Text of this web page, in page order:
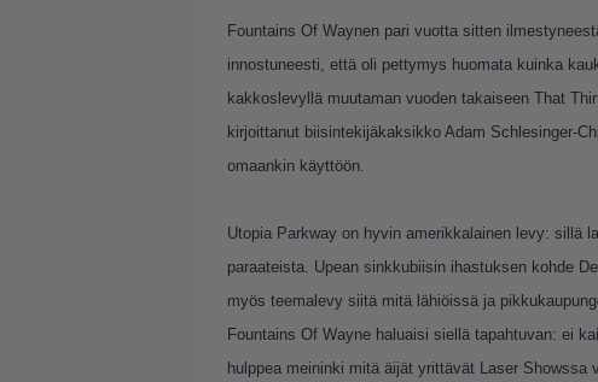
Fountains Of Waynen pari vuotta sitten
innostuneesti, että oli pettymys huomata kuinka
kakkoslevyllä muutaman vuoden takaiseen That
kirjoittanut biisintekijäkaksikko Adam Schlesinger-
omaankin käyttöön.
Utopia Parkway on hyvin amerikkalainen levy: sillä
paraateista. Upean sinkkubiisin ihastuksen kohde
myös teemalevy siitä mitä lähiöissä ja
Fountains Of Wayne haluaisi siellä tapahtuvan: ei
hulppea meininki mitä äijät yrittävät Laser